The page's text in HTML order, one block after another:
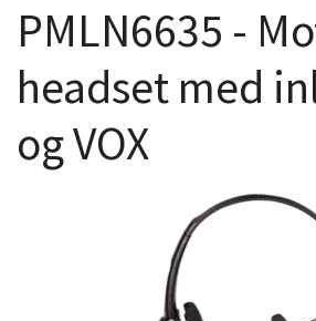
PMLN6635 -
headset med
og VOX